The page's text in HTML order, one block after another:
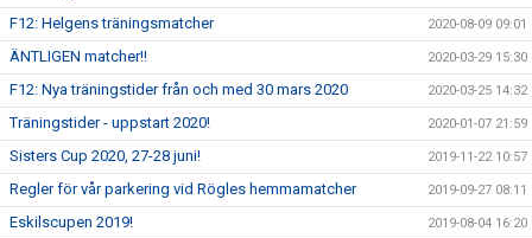
F12: Helgens träningsmatcher 2020-08-09 09:01
ÄNTLIGEN matcher!! 2020-03-29 15:30
F12: Nya träningstider från och med 30 mars 2020 2020-03-25 14:32
Träningstider - uppstart 2020! 2020-01-07 21:59
Sisters Cup 2020, 27-28 juni! 2019-11-22 10:57
Regler för vår parkering vid Rögles hemmamatcher 2019-09-27 08:11
Eskilscupen 2019! 2019-08-04 16:20